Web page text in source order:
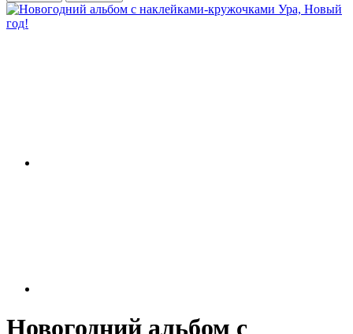
Новогодний альбом с